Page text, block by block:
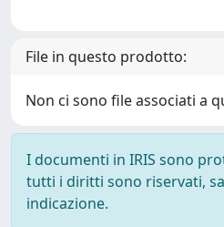
File in questo prodotto:
Non ci sono file associati a
I documenti in IRIS sono
tutti i diritti sono riservati,
indicazione.